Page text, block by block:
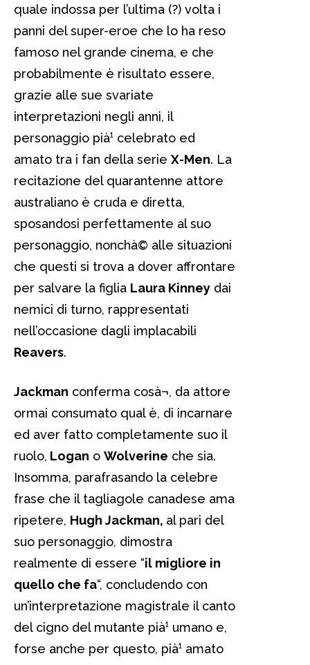
quale indossa per l’ultima (?) volta i
panni del super-eroe che lo ha reso
famoso nel grande cinema, e che
probabilmente è risultato essere,
grazie alle sue svariate
interpretazioni negli anni, il
personaggio pià¹ celebrato ed
amato tra i fan della serie X-Men. La
recitazione del quarantenne attore
australiano è cruda e diretta,
sposandosi perfettamente al suo
personaggio, nonchà© alle situazioni
che questi si trova a dover affrontare
per salvare la figlia Laura Kinney dai
nemici di turno, rappresentati
nell’occasione dagli implacabili
Reavers.
Jackman conferma cosà¬, da attore
ormai consumato qual è, di incarnare
ed aver fatto completamente suo il
ruolo, Logan o Wolverine che sia.
Insomma, parafrasando la celebre
frase che il tagliagole canadese ama
ripetere, Hugh Jackman, al pari del
suo personaggio, dimostra
realmente di essere “il migliore in
quello che fa“, concludendo con
un’interpretazione magistrale il canto
del cigno del mutante pià¹ umano e,
forse anche per questo, pià¹ amato